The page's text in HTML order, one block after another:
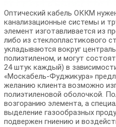
Оптический кабель ОККМ
канализационные системы и
элемент изготавливается из
либо из стеклопластикового
укладываются вокруг
полиэтиленом, и могут
24 штук каждый) в
«Москабель-Фуджикура»
желанию клиента возможно
полиэтиленовой оболочкой.
возгоранию элемента, а
выделение газообразных
подвержен гниению и